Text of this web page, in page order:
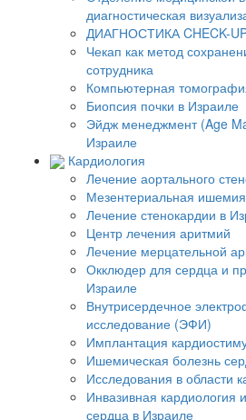
диагностическая
ДИАГНОСТИКА CHECK-
Чекап как метод
сотрудника
Компьютерная
Биопсия почки в Израиле
Эйдж менеджмент (Age
Израиле
Кардиология
Лечение аортального
Мезентериальная ишемия
Лечение стенокардии в
Центр лечения аритмий
Лечение мерцательной
Окклюдер для сердца и
Израиле
Внутрисердечное
исследование (ЭФИ)
Имплантация
Ишемическая болезнь
Исследования в области
Инвазивная кардиология
сердца в Израиле